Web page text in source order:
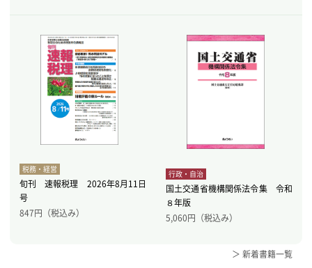
税務・経営
旬刊 速報税理 2026年8月11日
号
847円（税込み）
行政・自治
国土交通省機構関係法令集 令和
８年版
5,060円（税込み）
＞ 新着書籍一覧